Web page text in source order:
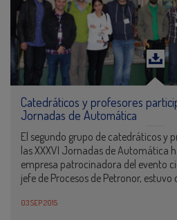
Catedráticos y profesores
Jornadas de Automática
El segundo grupo de catedráticos y
las XXXVI Jornadas de Automática
empresa patrocinadora del evento
jefe de Procesos de Petronor, estuvo
03 SEP 2015